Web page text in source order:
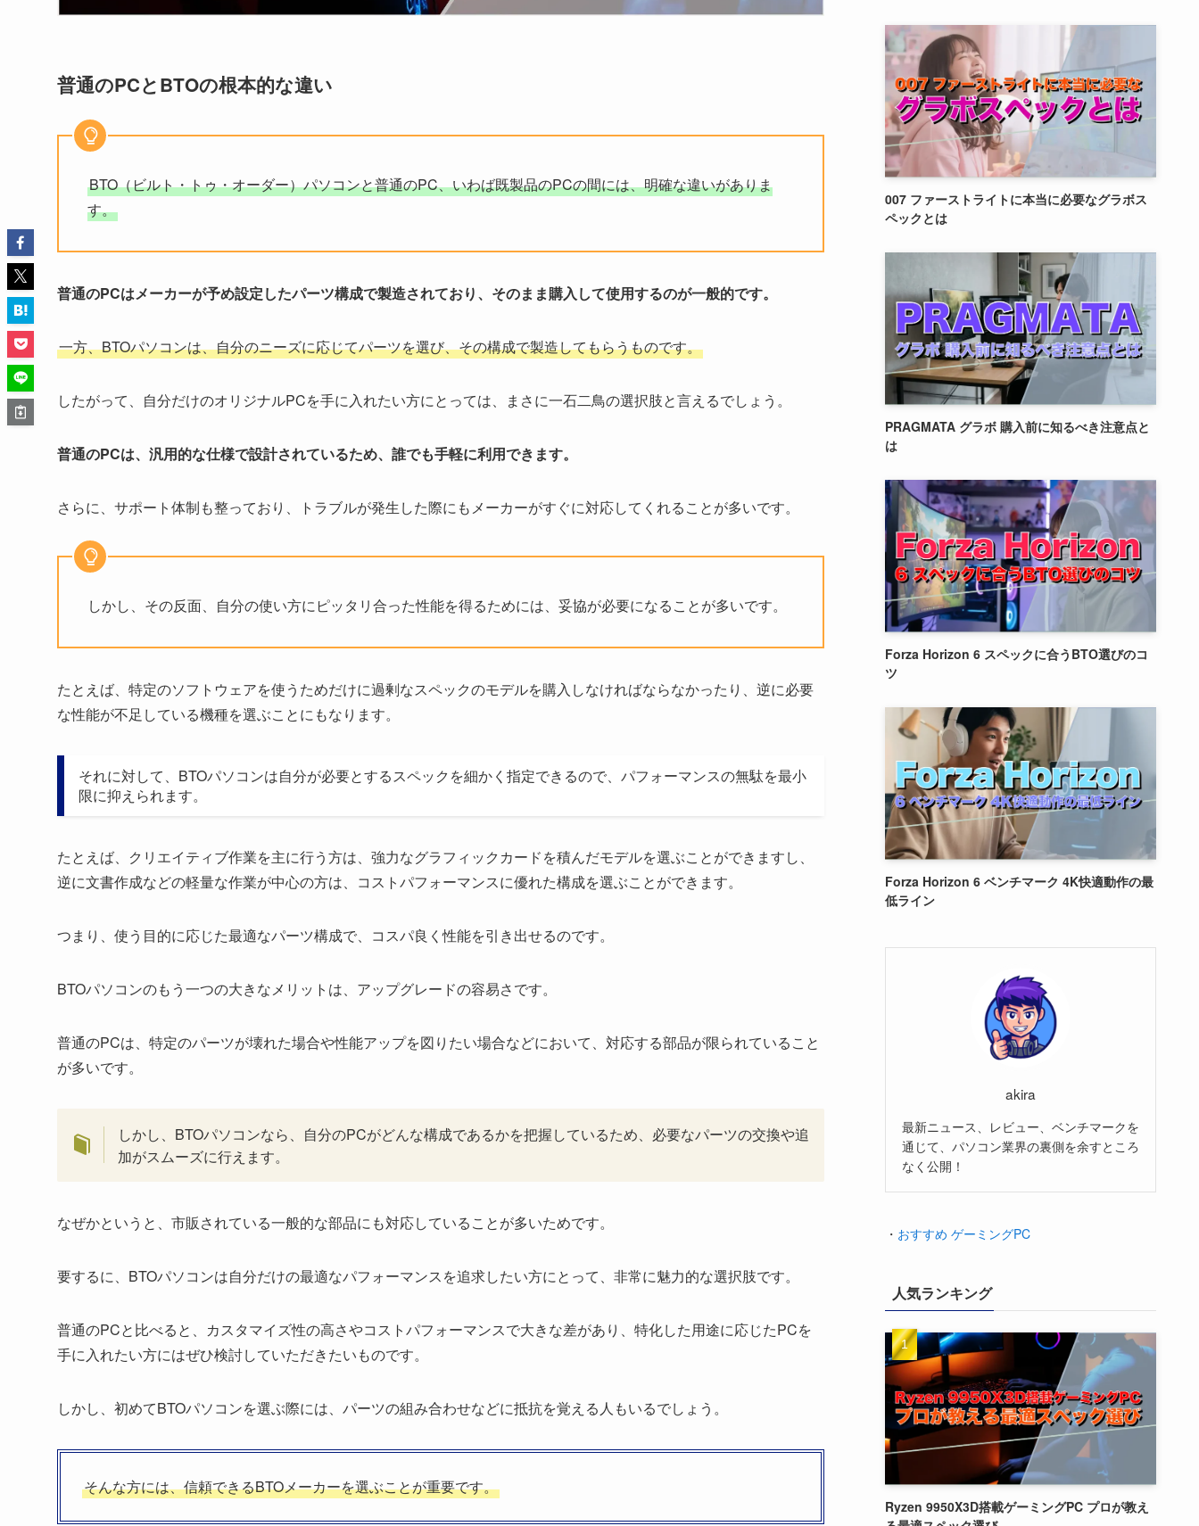
普通のPCとBTOの根本的な違い
BTO（ビルト・トゥ・オーダー）パソコンと普通のPC、いわば既製品のPCの間には、明確な違いがありま
す。
普通のPCはメーカーが予め設定したパーツ構成で製造されており、そのまま購入して使用するのが一般的です。
一方、BTOパソコンは、自分のニーズに応じてパーツを選び、その構成で製造してもらうものです。
したがって、自分だけのオリジナルPCを手に入れたい方にとっては、まさに一石二鳥の選択肢と言えるでしょう。
普通のPCは、汎用的な仕様で設計されているため、誰でも手軽に利用できます。
さらに、サポート体制も整っており、トラブルが発生した際にもメーカーがすぐに対応してくれることが多いです。
しかし、その反面、自分の使い方にピッタリ合った性能を得るためには、妥協が必要になることが多いです。
たとえば、特定のソフトウェアを使うためだけに過剰なスペックのモデルを購入しなければならなかったり、逆に必要
な性能が不足している機種を選ぶことにもなります。
それに対して、BTOパソコンは自分が必要とするスペックを細かく指定できるので、パフォーマンスの無駄を最小
限に抑えられます。
たとえば、クリエイティブ作業を主に行う方は、強力なグラフィックカードを積んだモデルを選ぶことができますし、
逆に文書作成などの軽量な作業が中心の方は、コストパフォーマンスに優れた構成を選ぶことができます。
つまり、使う目的に応じた最適なパーツ構成で、コスパ良く性能を引き出せるのです。
BTOパソコンのもう一つの大きなメリットは、アップグレードの容易さです。
普通のPCは、特定のパーツが壊れた場合や性能アップを図りたい場合などにおいて、対応する部品が限られていること
が多いです。
しかし、BTOパソコンなら、自分のPCがどんな構成であるかを把握しているため、必要なパーツの交換や追
加がスムーズに行えます。
なぜかというと、市販されている一般的な部品にも対応していることが多いためです。
要するに、BTOパソコンは自分だけの最適なパフォーマンスを追求したい方にとって、非常に魅力的な選択肢です。
普通のPCと比べると、カスタマイズ性の高さやコストパフォーマンスで大きな差があり、特化した用途に応じたPCを
手に入れたい方にはぜひ検討していただきたいものです。
しかし、初めてBTOパソコンを選ぶ際には、パーツの組み合わせなどに抵抗を覚える人もいるでしょう。
そんな方には、信頼できるBTOメーカーを選ぶことが重要です。
007 ファーストライトに本当に必要なグラボス
ペックとは
PRAGMATA グラボ 購入前に知るべき注意点と
は
Forza Horizon 6 スペックに合うBTO選びのコ
ツ
Forza Horizon 6 ベンチマーク 4K快適動作の最
低ライン
akira
最新ニュース、レビュー、ベンチマークを
通じて、パソコン業界の裏側を余すところ
なく公開！
・ おすすめ ゲーミングPC
人気ランキング
Ryzen 9950X3D搭載ゲーミングPC プロが教え